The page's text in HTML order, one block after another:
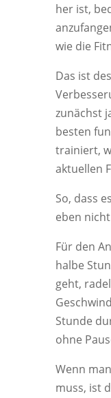
her ist,
wie die
Das ist
zunächst
besten
trainiert,
aktuellen
So, dass
eben
Für den
halbe
geht,
Stunde
ohne
Wenn
muss, ist